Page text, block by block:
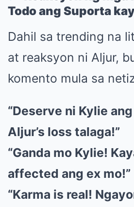
Todo ang Suporta
Dahil sa trending na
at reaksyon ni Aljur,
komento mula sa
“Deserve ni Kylie
Aljur’s loss talaga!”
“Ganda mo Kylie!
affected ang ex mo!”
“Karma is real!